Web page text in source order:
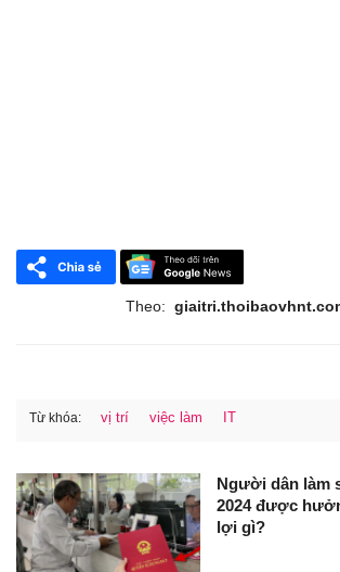
Theo:
Từ khóa: vị trí việc làm IT
Người dân làm
2024 được
lợi gì?